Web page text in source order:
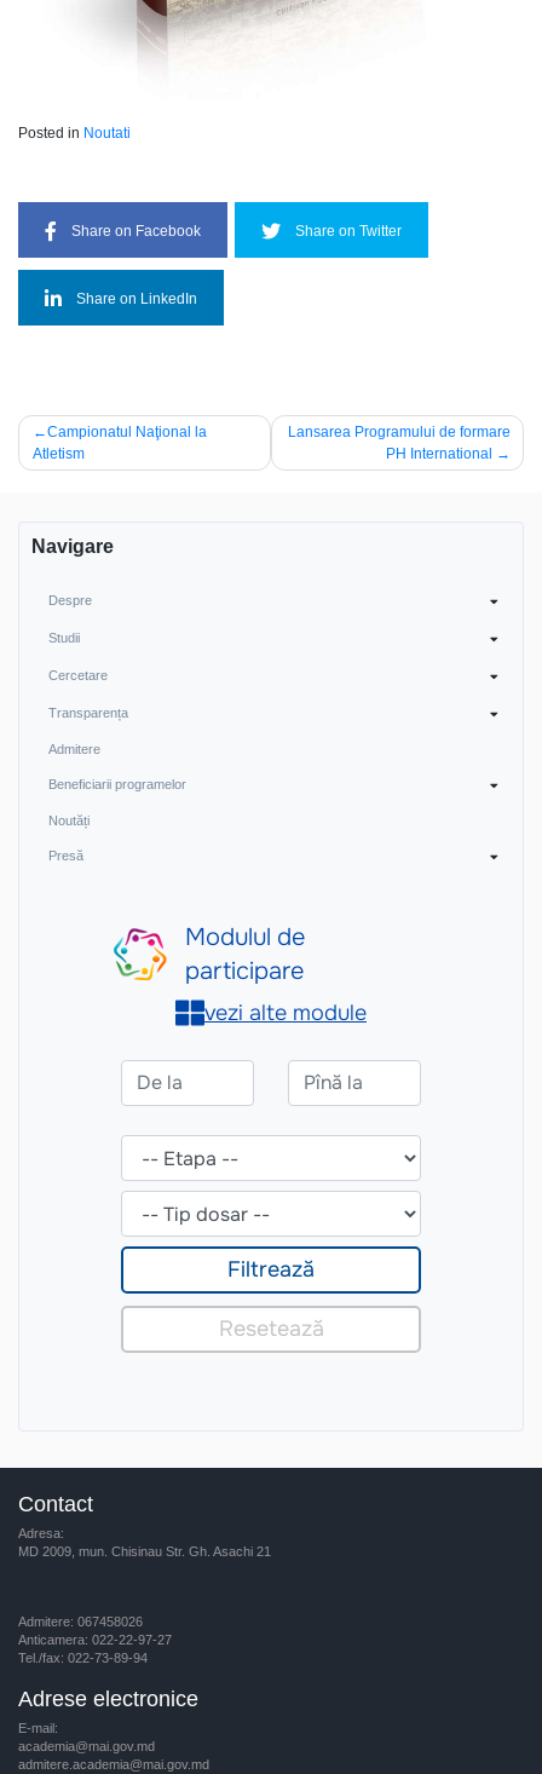
Posted in Noutati
Share on Facebook Share on Twitter
Share on LinkedIn
Post
navigation
Campionatul Naţional la
Atletism
Lansarea Programului de formare
PH International
Navigare
Despre
Studii
Cercetare
Transparența
Admitere
Beneficiarii programelor
Noutăți
Presă
Contact
Adresa:
MD 2009, mun. Chisinau Str. Gh. Asachi 21
Admitere: 067458026
Anticamera: 022-22-97-27
Tel./fax: 022-73-89-94
Adrese electronice
E-mail:
academia@mai.gov.md
admitere.academia@mai.gov.md